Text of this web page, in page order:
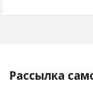
Рассылка